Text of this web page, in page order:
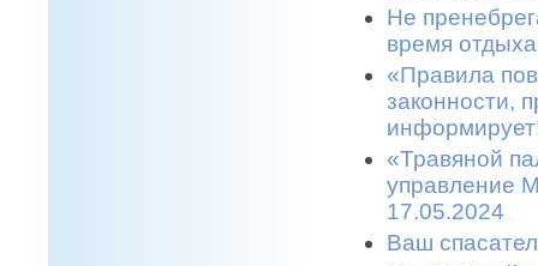
Не
время
«Правила
законности,
«Травяной
управление
17.05.2024
Ваш